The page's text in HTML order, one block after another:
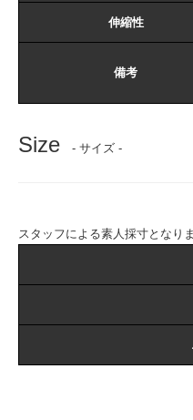
伸縮性
備考
Size- サイズ -
スタッフによる素人採寸となり